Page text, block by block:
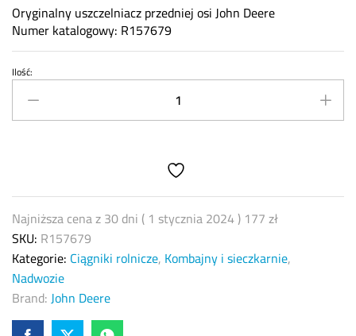
Oryginalny uszczelniacz przedniej osi John Deere
Numer katalogowy: R157679
Uszczelniacz
pierścień
John
Ilość:
Najniższa cena z 30 dni ( 1 stycznia 2024) 177zł
SKU: R157679
Kategorie: Ciągniki rolnicze, Kombajny i sieczkarnie,
Nadwozie
Brand:John Deere